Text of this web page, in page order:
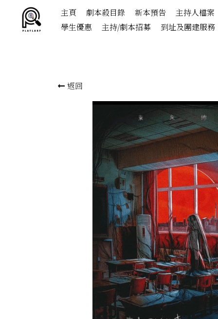
主頁 劇本殺目錄 新本預告
主持人檔案
學生優惠
主持/劇本招募 到址及團建服務
返回